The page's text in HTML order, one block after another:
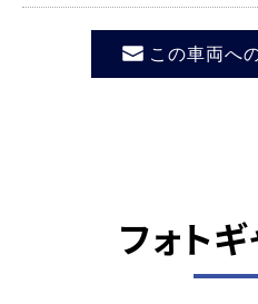
この車両へ
フォト